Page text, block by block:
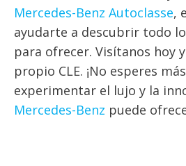
Mercedes-Benz Autoclasse,
ayudarte a descubrir todo
para ofrecer. Visítanos hoy
propio CLE. ¡No esperes
experimentar el lujo y la
Mercedes-Benz puede